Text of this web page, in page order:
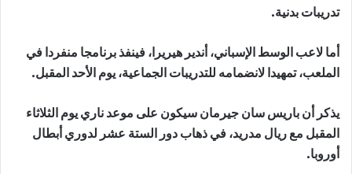
تدريبات بدنية.
أما لاعب الوسط الإسباني، أندير هيريرا، فينفذ برنامجا منفردا في
الملعب، تمهيدا لانضمامه للتدريبات الجماعية، يوم الأحد المقبل.
يذكر أن باريس سان جيرمان سيكون على موعد ناري يوم الثلاثاء
المقبل مع ريال مدريد، في ذهاب دور الستة عشر لدوري أبطال
أوروبا.